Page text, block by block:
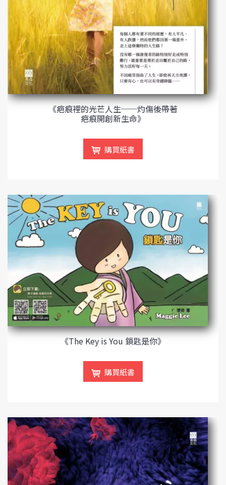
《疤痕裡的光芒人生──灼傷後帶著
疤痕開創新生命》
購買紙書
《The Key is You 鎖匙是你》
購買紙書